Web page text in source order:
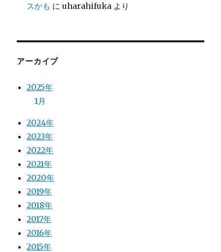
スかも にuharahifuka より
アーカイブ
2025年
1月
2024年
2023年
2022年
2021年
2020年
2019年
2018年
2017年
2016年
2015年